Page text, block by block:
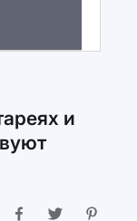
и